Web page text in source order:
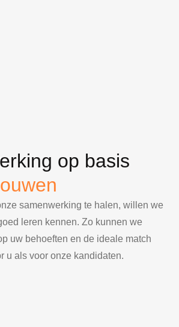
op basis
samenwerking te halen, willen we
leren kennen. Zo kunnen we
uw behoeften en de ideale match
u als voor onze kandidaten.